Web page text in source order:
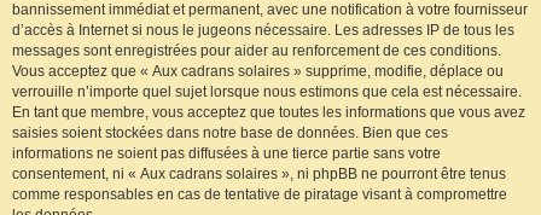
bannissement immédiat et permanent, avec une notification à votre fournisseur
d’accès à Internet si nous le jugeons nécessaire. Les adresses IP de tous les
messages sont enregistrées pour aider au renforcement de ces conditions.
Vous acceptez que « Aux cadrans solaires » supprime, modifie, déplace ou
verrouille n’importe quel sujet lorsque nous estimons que cela est nécessaire.
En tant que membre, vous acceptez que toutes les informations que vous avez
saisies soient stockées dans notre base de données. Bien que ces
informations ne soient pas diffusées à une tierce partie sans votre
consentement, ni « Aux cadrans solaires », ni phpBB ne pourront être tenus
comme responsables en cas de tentative de piratage visant à compromettre